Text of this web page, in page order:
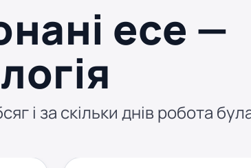
есе —
і за скільки днів робота